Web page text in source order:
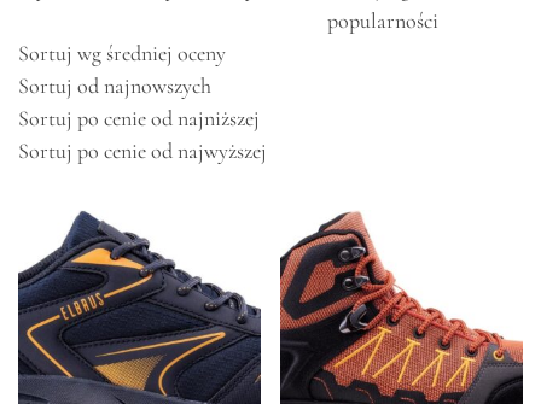
popularności
Sortuj wg średniej oceny
Sortuj od najnowszych
Sortuj po cenie od najniższej
Sortuj po cenie od najwyższej